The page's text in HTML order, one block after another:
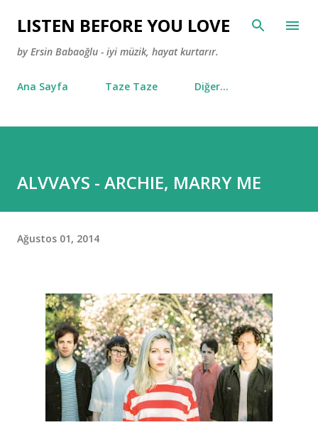
Ana içeriğe atla
LISTEN BEFORE YOU LOVE
by Ersin Babaoğlu - iyi müzik, hayat kurtarır.
Ana Sayfa Taze Taze Diğer…
ALVVAYS - ARCHIE, MARRY ME
Ağustos 01, 2014